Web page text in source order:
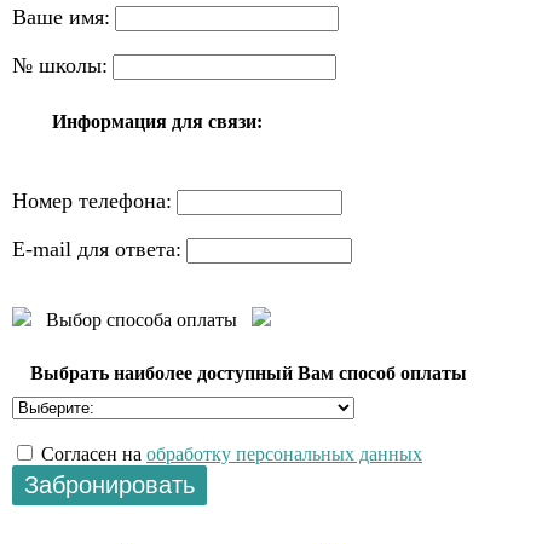
Ваше имя:
№ школы:
Информация для связи:
Номер телефона:
E-mail для ответа:
Выбор способа оплаты
Выбрать наиболее доступный Вам способ оплаты
Согласен на обработку персональных данных